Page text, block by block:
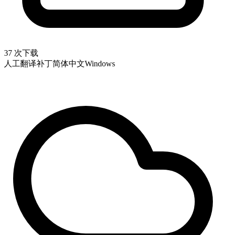
37 次下载
人工翻译补丁简体中文Windows